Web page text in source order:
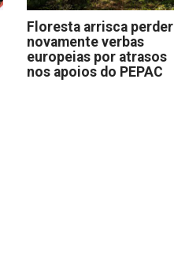
Floresta arrisca perder
novamente verbas
europeias por atrasos
nos apoios do PEPAC